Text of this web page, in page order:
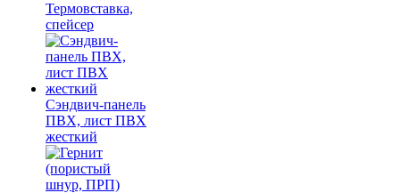
Термовставка,
спейсер
Сэндвич-панель
ПВХ, лист ПВХ
жесткий